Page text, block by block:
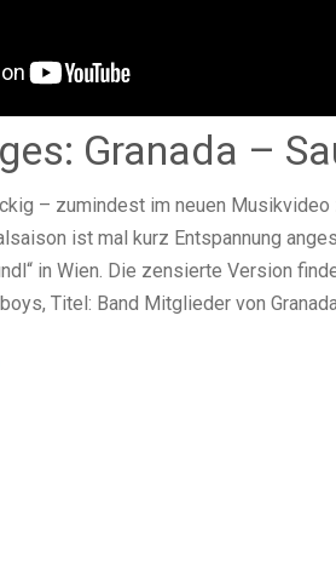
Granada –
– zumindest im neuen Musikvideo
ist mal kurz Entspannung
in Wien. Die zensierte Version
Titel: Band Mitglieder von